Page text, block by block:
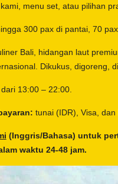
menu set, atau pilihan
300 pax di pantai, 70
Bali, hidangan laut
Dikukus, digoreng,
dari 13:00 – 22:00.
tunai (IDR), Visa,
(Inggris/Bahasa) untuk
waktu 24-48 jam.